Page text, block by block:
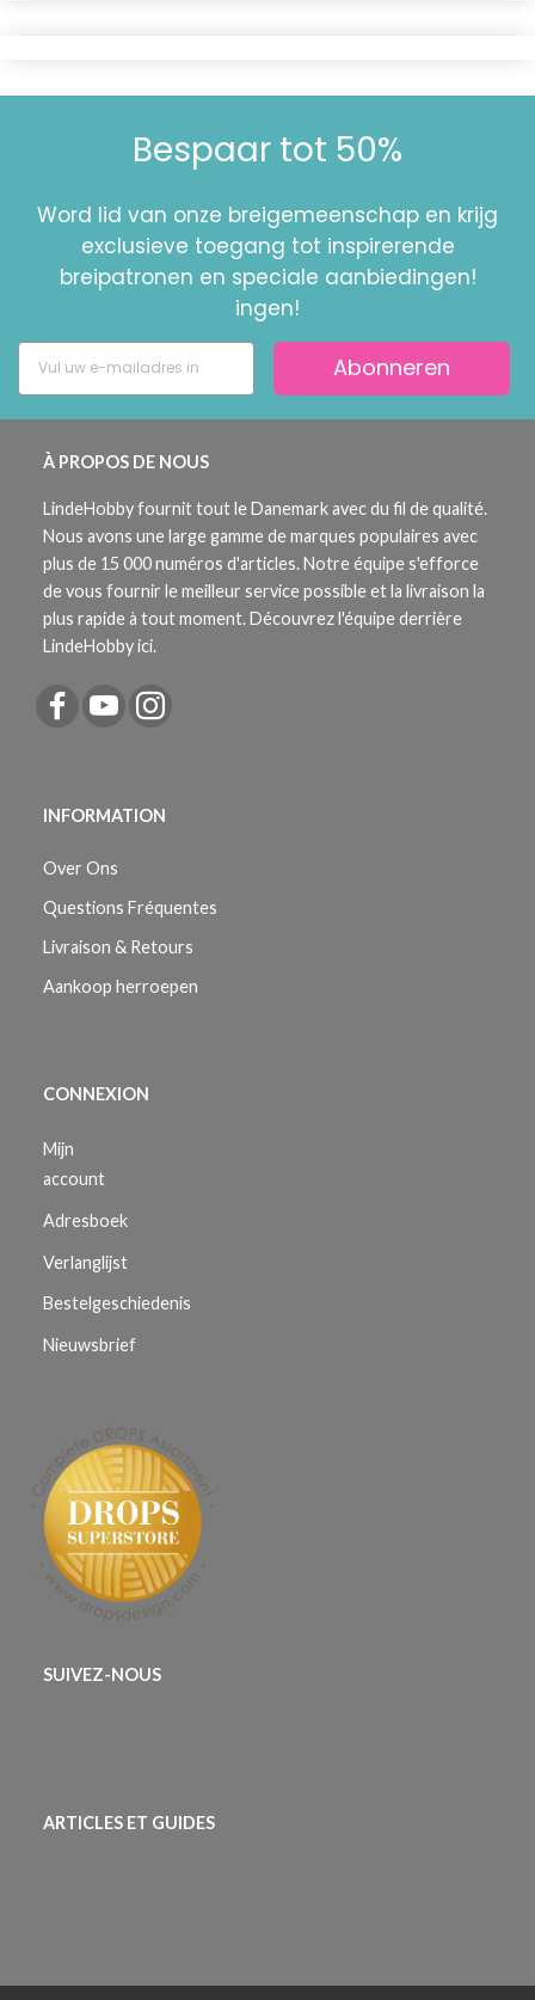
Bespaar tot 50%
Word lid van onze breigemeenschap en krijg
exclusieve toegang tot inspirerende
breipatronen en speciale aanbiedingen!
ingen!
Abonneren
À PROPOS DE NOUS
LindeHobby fournit tout le Danemark avec du fil de qualité.
Nous avons une large gamme de marques populaires avec
plus de 15 000 numéros d'articles. Notre équipe s'efforce
de vous fournir le meilleur service possible et la livraison la
plus rapide à tout moment. Découvrez l'équipe derrière
LindeHobby ici.
INFORMATION
Over Ons
Questions Fréquentes
Livraison & Retours
Aankoop herroepen
CONNEXION
Mijn
account
Adresboek
Verlanglijst
Bestelgeschiedenis
Nieuwsbrief
SUIVEZ-NOUS
ARTICLES ET GUIDES